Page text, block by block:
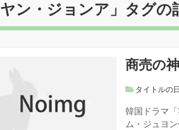
ヤン・ジョンア 」タグの
商売の
タイトルの
韓国ドラマ
ム・ジュヨ